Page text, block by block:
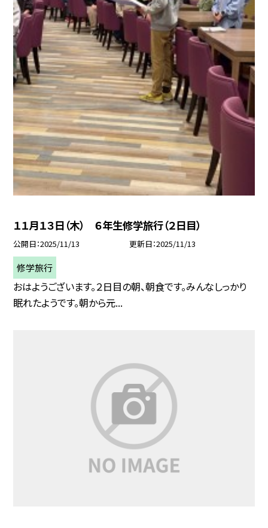
１１月１３日（木） ６年生修学旅行（２日目）
公開日 2025/11/13 更新日 2025/11/13
修学旅行
おはようございます。２日目の朝、朝食です。みんなしっかり
眠れたようです。朝から元...